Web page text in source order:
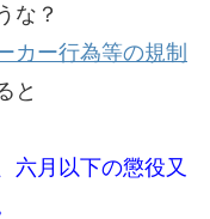
な？
カー行為等の規制
と
六月以下の懲役又